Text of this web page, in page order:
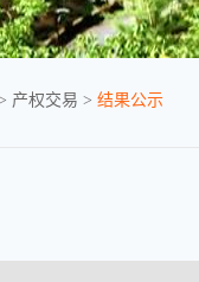
产权交易 > 结果公示